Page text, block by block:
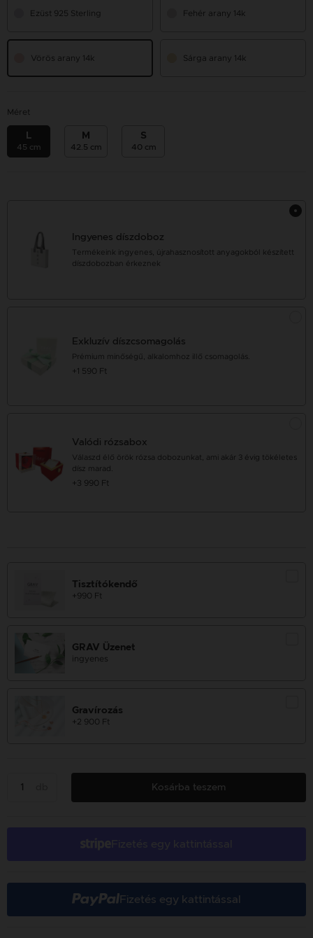
Ezüst 925 Sterling Fehér arany 14k
Vörös arany 14k Sárga arany 14k
Méret
L
45 cm
M
42.5 cm
S
40 cm
Ingyenes díszdoboz
Termékeink ingyenes, újrahasznosított anyagokból készített
díszdobozban érkeznek
Exkluzív díszcsomagolás
Prémium minőségű, alkalomhoz illő csomagolás.
+1 590 Ft
Valódi rózsabox
Válaszd élő örök rózsa dobozunkat, ami akár 3 évig tökéletes
dísz marad.
+3 990 Ft
Tisztítókendő
+990 Ft
GRAV Üzenet
ingyenes
Gravírozás
+2 900 Ft
Kosárba teszem
Fizetés egy kattintással